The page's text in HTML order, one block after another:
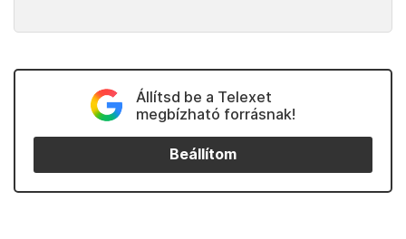
Állítsd be a Telexet
megbízható forrásnak!
Beállítom